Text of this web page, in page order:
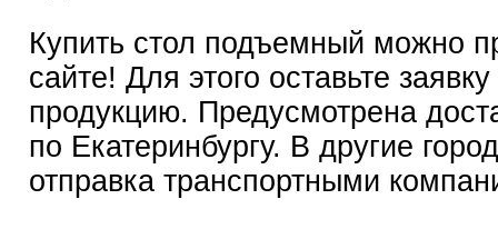
Купить стол подъемный можно
сайте! Для этого оставьте
продукцию. Предусмотрена
по Екатеринбургу. В другие
отправка транспортными